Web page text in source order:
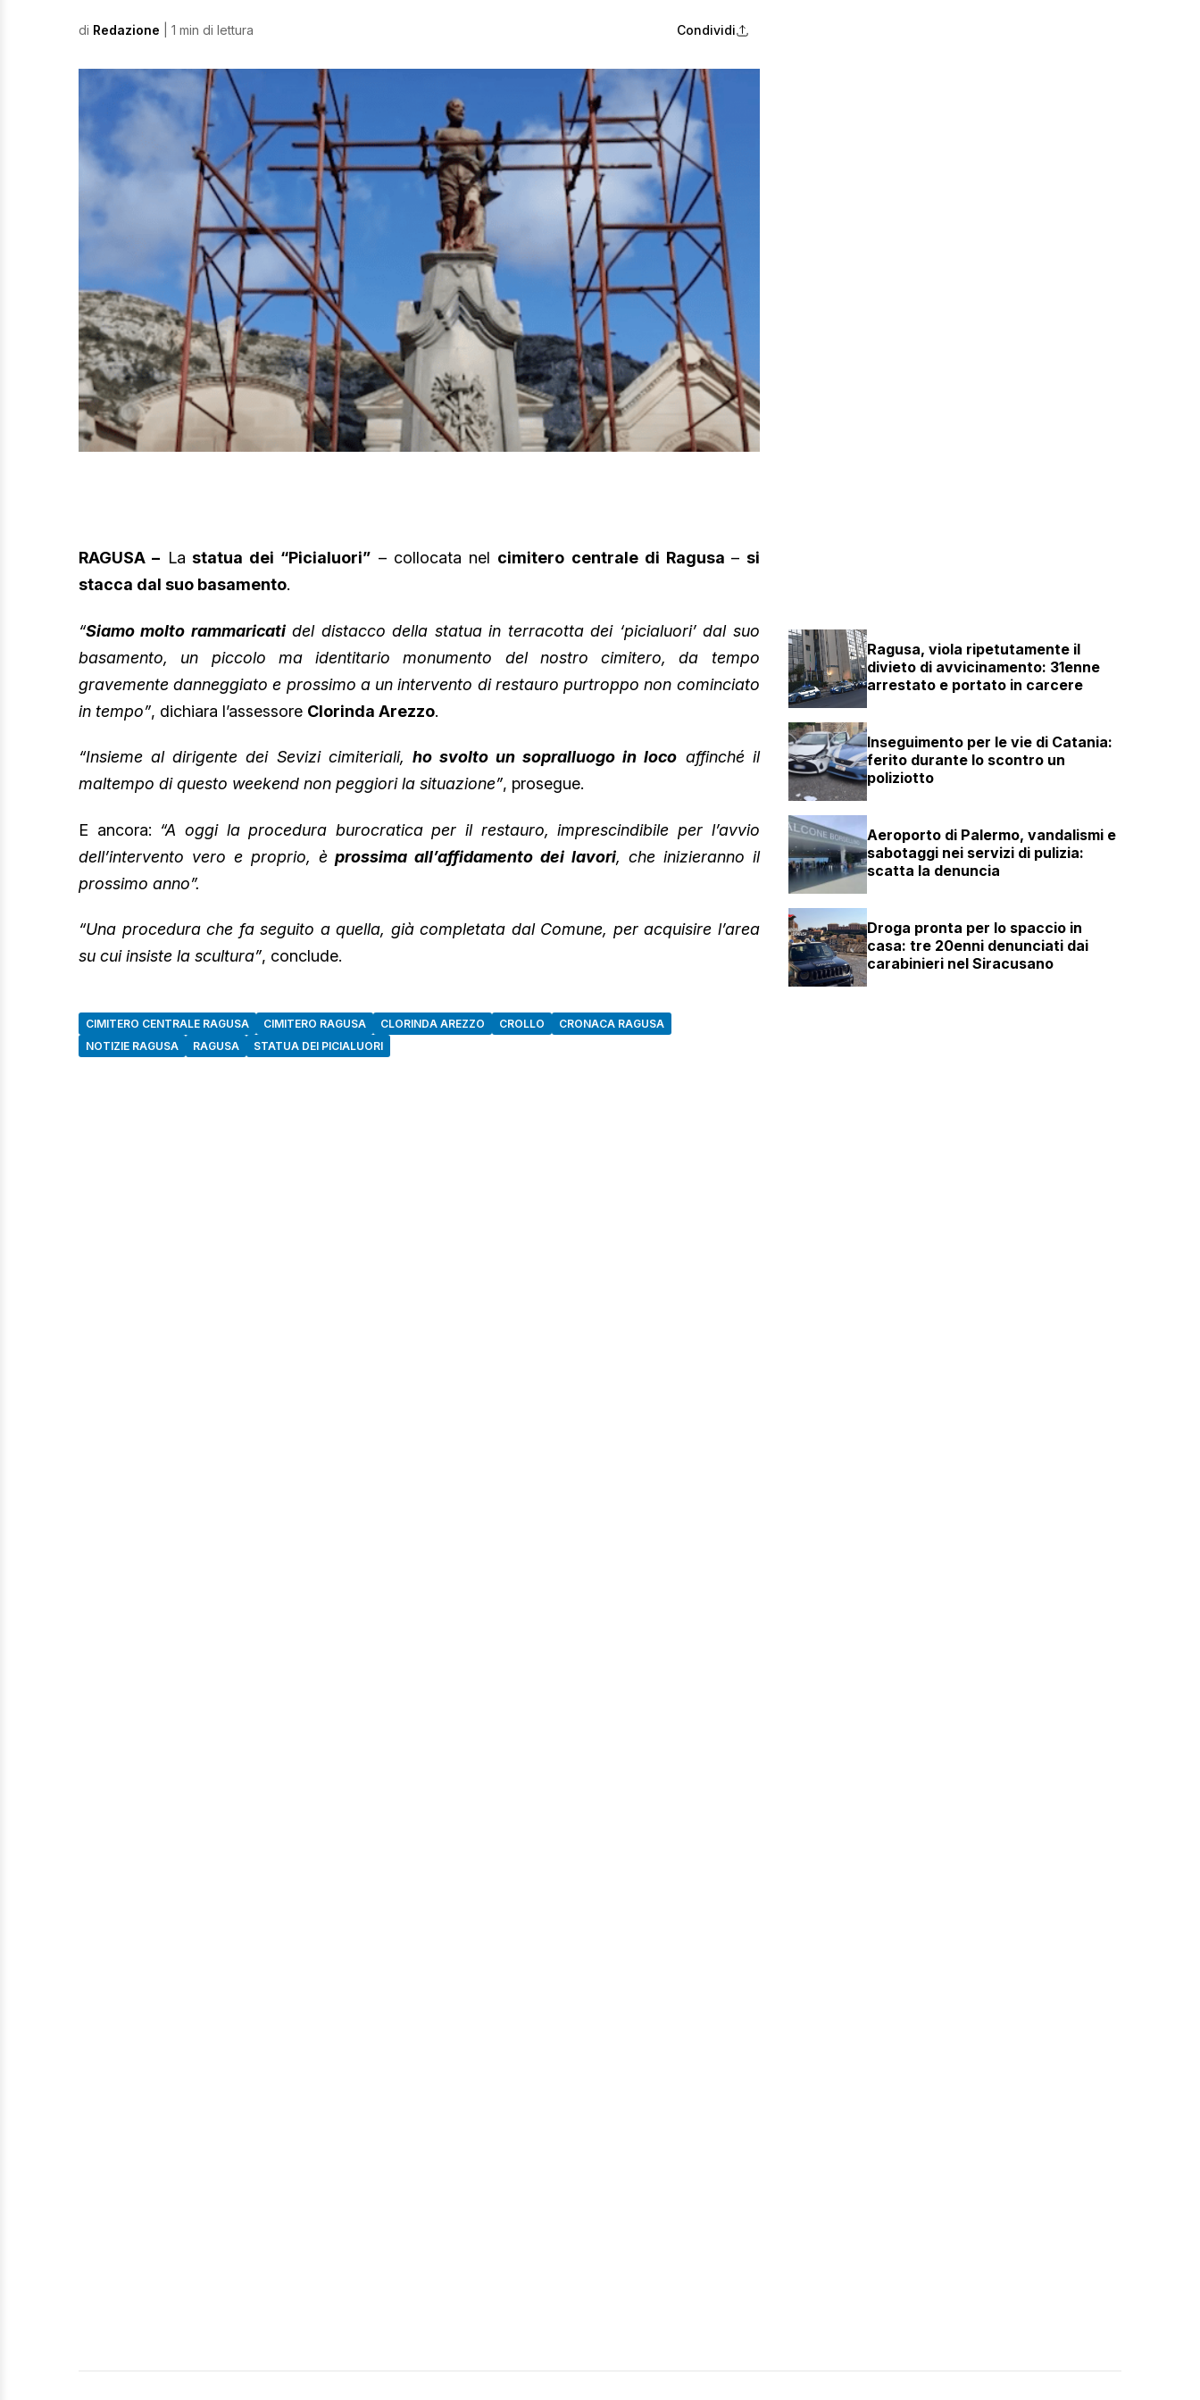
di Redazione | 1 min di lettura Condividi
RAGUSA – La statua dei “Picialuori” – collocata nel cimitero centrale di Ragusa– si
stacca dal suo basamento.
“Siamo molto rammaricatidel distacco della statua in terracotta dei ‘picialuori’ dal suo
basamento, un piccolo ma identitario monumento del nostro cimitero, da tempo
gravemente danneggiato e prossimo a un intervento di restauro purtroppo non cominciato
in tempo”, dichiara l’assessore Clorinda Arezzo.
“Insieme al dirigente dei Sevizi cimiteriali, ho svolto un sopralluogo in loco affinché il
maltempo di questo weekend non peggiori la situazione”, prosegue.
E ancora: “A oggi la procedura burocratica per il restauro, imprescindibile per l’avvio
dell’intervento vero e proprio, èprossima all’affidamento dei lavori, che inizieranno il
prossimo anno”.
“Una procedura che fa seguito a quella, già completata dal Comune, per acquisire l’area
su cui insiste la scultura”, conclude.
CIMITERO CENTRALE RAGUSA CIMITERO RAGUSA CLORINDA AREZZO CROLLO
CRONACA RAGUSA
NOTIZIE RAGUSA
RAGUSA STATUA DEI PICIALUORI
Ragusa, viola ripetutamente il
divieto di avvicinamento: 31enne
arrestato e portato in carcere
Inseguimento per le vie di Catania:
ferito durante lo scontro un
poliziotto
Aeroporto di Palermo, vandalismi e
sabotaggi nei servizi di pulizia:
scatta la denuncia
Droga pronta per lo spaccio in
casa: tre 20enni denunciati dai
carabinieri nel Siracusano